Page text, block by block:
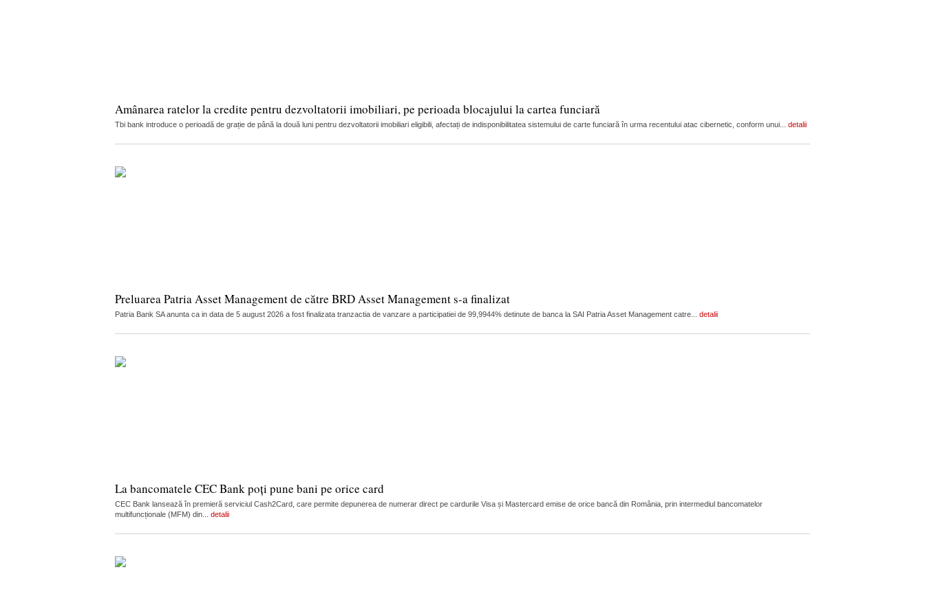
Amânarea ratelor la credite pentru dezvoltatorii imobiliari, pe perioada blocajului la cartea funciară
Tbi bank introduce o perioadă de grație de până la două luni pentru dezvoltatorii imobiliari eligibili, afectați de indisponibilitatea sistemului de carte funciară în urma recentului atac cibernetic, conform unui... detalii
Preluarea Patria Asset Management de către BRD Asset Management s-a finalizat
Patria Bank SA anunta ca in data de 5 august 2026 a fost finalizata tranzactia de vanzare a participatiei de 99,9944% detinute de banca la SAI Patria Asset Management catre... detalii
La bancomatele CEC Bank poți pune bani pe orice card
CEC Bank lansează în premieră serviciul Cash2Card, care permite depunerea de numerar direct pe cardurile Visa și Mastercard emise de orice bancă din România, prin intermediul bancomatelor
multifuncționale (MFM) din... detalii